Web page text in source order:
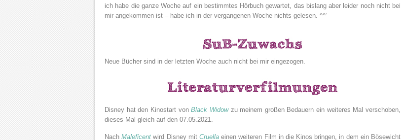
ich habe die ganze Woche auf ein bestimmtes Hörbuch gewartet, das bislang aber leider noch nicht bei
mir angekommen ist – habe ich in der vergangenen Woche nichts gelesen. ^^‘
Neue Bücher sind in der letzten Woche auch nicht bei mir eingezogen.
Disney hat den Kinostart vonBlack Widowzu meinem großen Bedauern ein weiteres Mal verschoben,
dieses Mal gleich auf den 07.05.2021.
NachMaleficent wird Disney mit Cruellaeinen weiteren Film in die Kinos bringen, in dem ein Bösewicht